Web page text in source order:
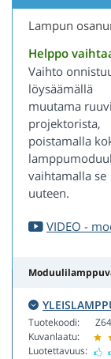
Lampun
Helppo
Vaihto
löysäämällä
muutama ruuvi
projektorista,
poistamalla
vaihtamalla se
uuteen.
VIDEO -
Tuotekoodi:
Kuvanlaatu:
Luotettavuus: